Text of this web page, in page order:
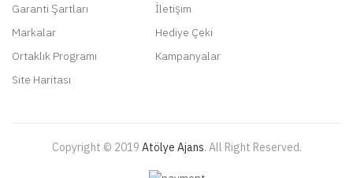
Garanti Şartları
İletişim
Markalar
Hediye Çeki
Ortaklık Programı
Kampanyalar
Site Haritası
Copyright © 2019 Atölye Ajans. All Right Reserved.